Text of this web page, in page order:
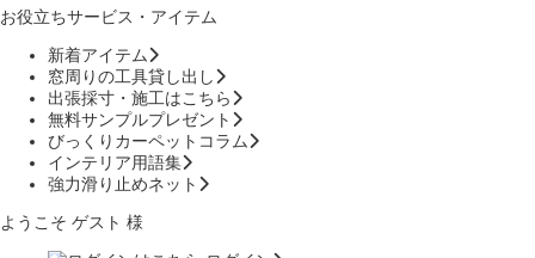
お役立ちサービス・アイテム
新着アイテム
窓周りの工具貸し出し
出張採寸・施工はこちら
無料サンプルプレゼント
びっくりカーペットコラム
インテリア用語集
強力滑り止めネット
ようこそ ゲスト 様